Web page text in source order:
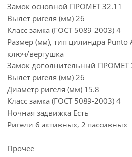
Замок основной ПРОМЕТ 32.11
Вылет ригеля (мм) 26
Класс замка (ГОСТ 5089-2003) 4
Размер (мм), тип цилиндра Punto
ключ/вертушка
Замок дополнительный ПРОМЕТ
Вылет ригеля (мм) 26
Диаметр ригеля (мм) 15.8
Класс замка (ГОСТ 5089-2003) 4
Ночная задвижка Есть
Ригели 6 активных, 2 пассивных
Прочее